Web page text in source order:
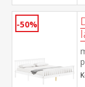
-50%